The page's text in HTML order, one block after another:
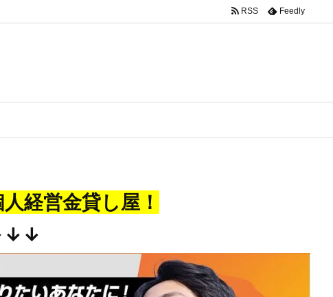
RSS Feedly
経営金貸し屋！